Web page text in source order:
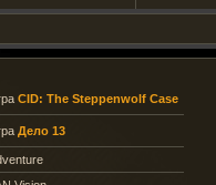
CID: The Steppenwolf Case
Дело 13